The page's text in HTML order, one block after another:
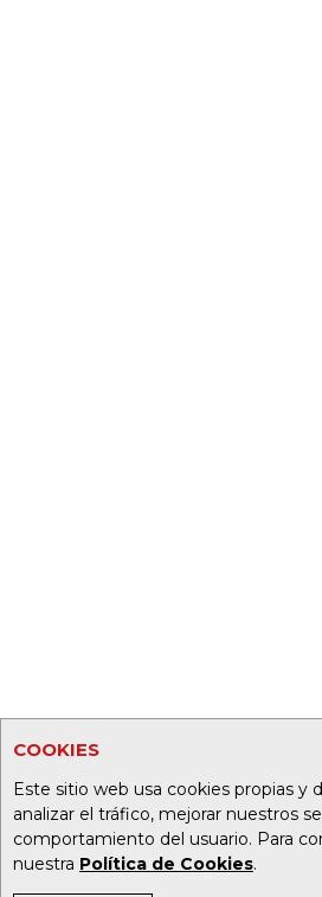
COOKIES
Este sitio web usa cookies propias y
analizar el tráfico, mejorar nuestros
comportamiento del usuario. Para
nuestra Política de Cookies.